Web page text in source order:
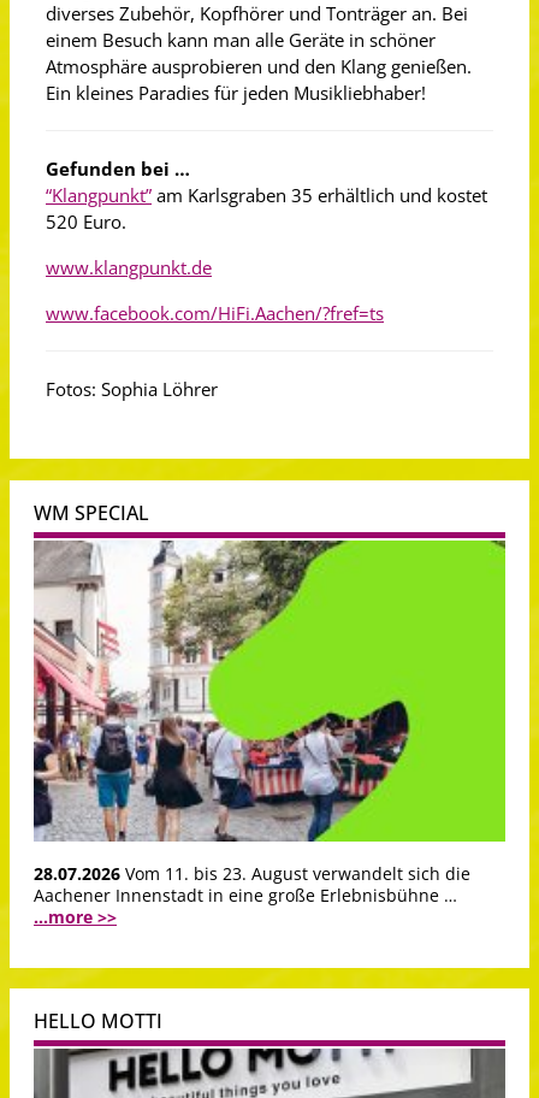
diverses Zubehör, Kopfhörer und Tonträger an. Bei
einem Besuch kann man alle Geräte in schöner
Atmosphäre ausprobieren und den Klang genießen.
Ein kleines Paradies für jeden Musikliebhaber!
Gefunden bei …
“Klangpunkt” am Karlsgraben 35 erhältlich und kostet
520 Euro.
www.klangpunkt.de
www.facebook.com/HiFi.Aachen/?fref=ts
Fotos: Sophia Löhrer
WM SPECIAL
28.07.2026 Vom 11. bis 23. August verwandelt sich die
Aachener Innenstadt in eine große Erlebnisbühne …
...more >>
HELLO MOTTI